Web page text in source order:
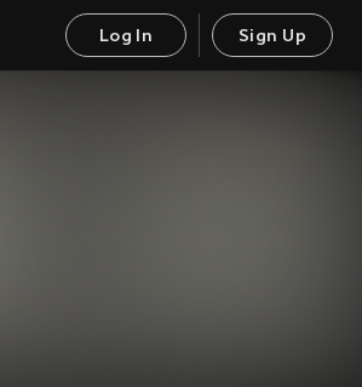
Log In Sign Up